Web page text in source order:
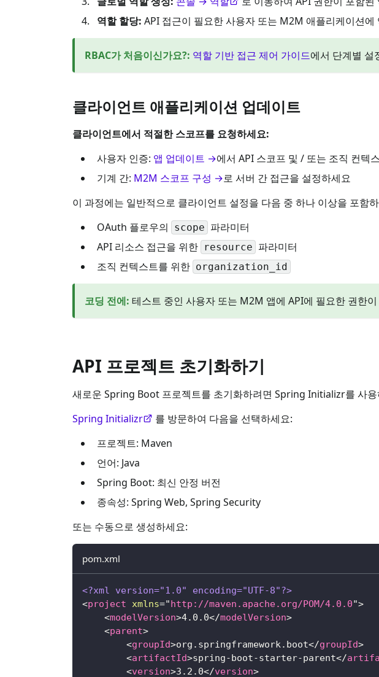
역할 할당: API 접근이 필요한 사용자 또는 M2M 애플리케이션에
RBAC가 처음이신가요?: 역할 기반 접근 제어 가이드에서 단계별 설
클라이언트 애플리케이션 업데이트
클라이언트에서 적절한 스코프를 요청하세요:
사용자 인증: 앱 업데이트 →에서 API 스코프 및 / 또는 조직 컨텍
기계 간: M2M 스코프 구성 →로 서버 간 접근을 설정하세요
이 과정에는 일반적으로 클라이언트 설정을 다음 중 하나 이상을 포함
OAuth 플로우의
scope 파라미터
API 리소스 접근을 위한 resource 파라미터
조직 컨텍스트를 위한 organization_id
코딩 전에: 테스트 중인 사용자 또는 M2M 앱에 API에 필요한 권한
API 프로젝트 초기화하기
새로운 Spring Boot 프로젝트를 초기화하려면 Spring Initializr를 사용
Spring Initializr
를 방문하여 다음을 선택하세요:
프로젝트: Maven
언어: Java
Spring Boot: 최신 안정 버전
종속성: Spring Web, Spring Security
또는 수동으로 생성하세요:
pom.xml
<?xml version="1.0" encoding="UTF-8"?>
<project xmlns="http://maven.apache.org/POM/4.0.0">
<modelVersion>4.0.0</modelVersion>
<parent>
<groupId>org.springframework.boot</groupId>
<artifactId>spring-boot-starter-parent</
<version>3.2.0</version>